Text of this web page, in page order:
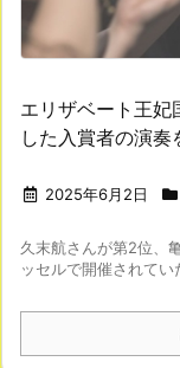
エリザベート王
した入賞者の演奏
2025年6月2日
久末航さんが第2位、
ッセルで開催されてい